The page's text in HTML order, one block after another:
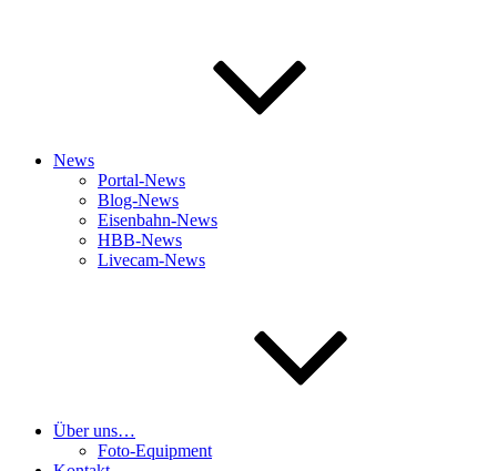
News
Portal-News
Blog-News
Eisenbahn-News
HBB-News
Livecam-News
Über uns…
Foto-Equipment